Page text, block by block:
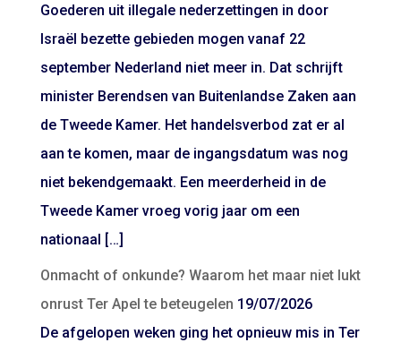
Goederen uit illegale nederzettingen in door
Israël bezette gebieden mogen vanaf 22
september Nederland niet meer in. Dat schrijft
minister Berendsen van Buitenlandse Zaken aan
de Tweede Kamer. Het handelsverbod zat er al
aan te komen, maar de ingangsdatum was nog
niet bekendgemaakt. Een meerderheid in de
Tweede Kamer vroeg vorig jaar om een
nationaal […]
Onmacht of onkunde? Waarom het maar niet lukt
onrust Ter Apel te beteugelen 19/07/2026
De afgelopen weken ging het opnieuw mis in Ter